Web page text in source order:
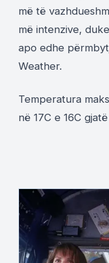
më të
më intenzive,
apo edhe
Weather.
Temperatura
në 17C e 16C